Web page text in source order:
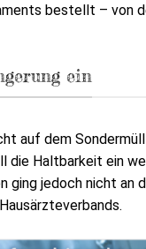
bestellt – von
ein
auf dem
die Haltbarkeit ein
ging jedoch nicht an